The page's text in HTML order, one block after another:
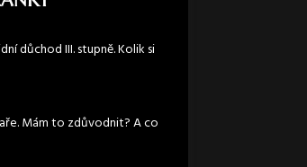
důchod III. stupně. Kolik si
Mám to zdůvodnit? A co